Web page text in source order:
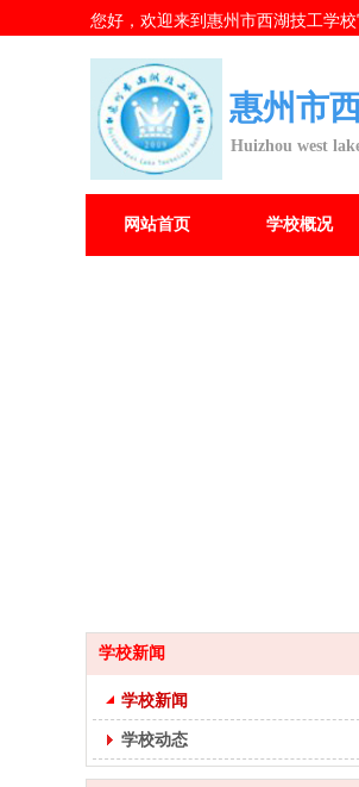
您好，欢迎来到惠州市西湖技工学校
惠州市
Huizhou west
网站首页 学校概况
学校新闻
学校新闻
学校动态